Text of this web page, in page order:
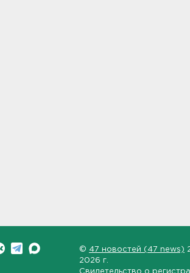
© 47 новостей (47 news)
2026 г.
Свидетельство о